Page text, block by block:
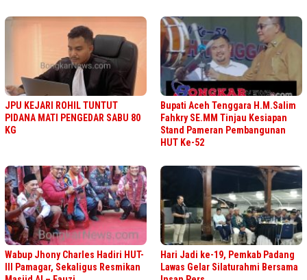
JPU KEJARI ROHIL TUNTUT
PIDANA MATI PENGEDAR SABU 80
KG
Bupati Aceh Tenggara H.M.Salim
Fahkry SE.MM Tinjau Kesiapan
Stand Pameran Pembangunan
HUT Ke-52
Wabup Jhony Charles Hadiri HUT-
III Pamagar, Sekaligus Resmikan
Hari Jadi ke-19, Pemkab Padang
Lawas Gelar Silaturahmi Bersama